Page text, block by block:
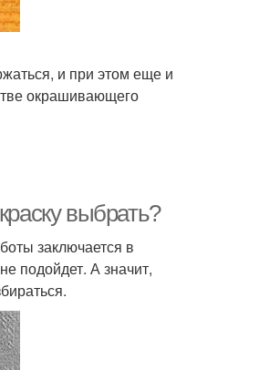
и при этом еще и
окрашивающего
выбрать?
заключается в
подойдет. А значит,